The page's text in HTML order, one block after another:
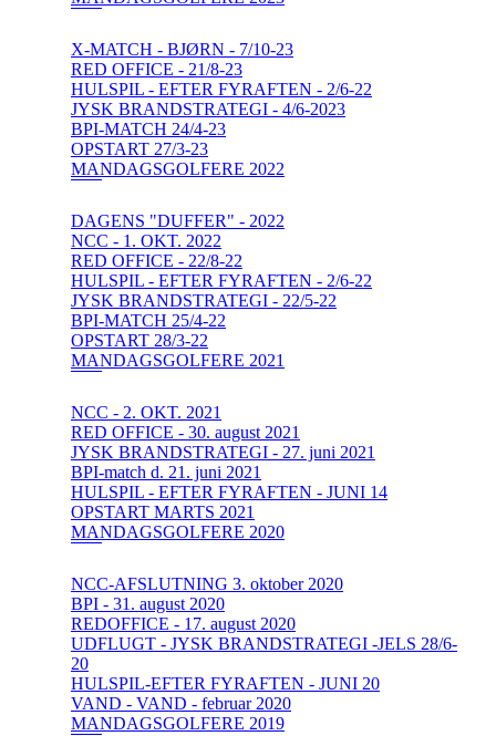
X-MATCH - BJØRN - 7/10-23
RED OFFICE - 21/8-23
HULSPIL - EFTER FYRAFTEN - 2/6-22
JYSK BRANDSTRATEGI - 4/6-2023
BPI-MATCH 24/4-23
OPSTART 27/3-23
MANDAGSGOLFERE 2022
DAGENS "DUFFER" - 2022
NCC - 1. OKT. 2022
RED OFFICE - 22/8-22
HULSPIL - EFTER FYRAFTEN - 2/6-22
JYSK BRANDSTRATEGI - 22/5-22
BPI-MATCH 25/4-22
OPSTART 28/3-22
MANDAGSGOLFERE 2021
NCC - 2. OKT. 2021
RED OFFICE - 30. august 2021
JYSK BRANDSTRATEGI - 27. juni 2021
BPI-match d. 21. juni 2021
HULSPIL - EFTER FYRAFTEN - JUNI 14
OPSTART MARTS 2021
MANDAGSGOLFERE 2020
NCC-AFSLUTNING 3. oktober 2020
BPI - 31. august 2020
REDOFFICE - 17. august 2020
UDFLUGT - JYSK BRANDSTRATEGI -JELS 28/6-
20
HULSPIL-EFTER FYRAFTEN - JUNI 20
VAND - VAND - februar 2020
MANDAGSGOLFERE 2019